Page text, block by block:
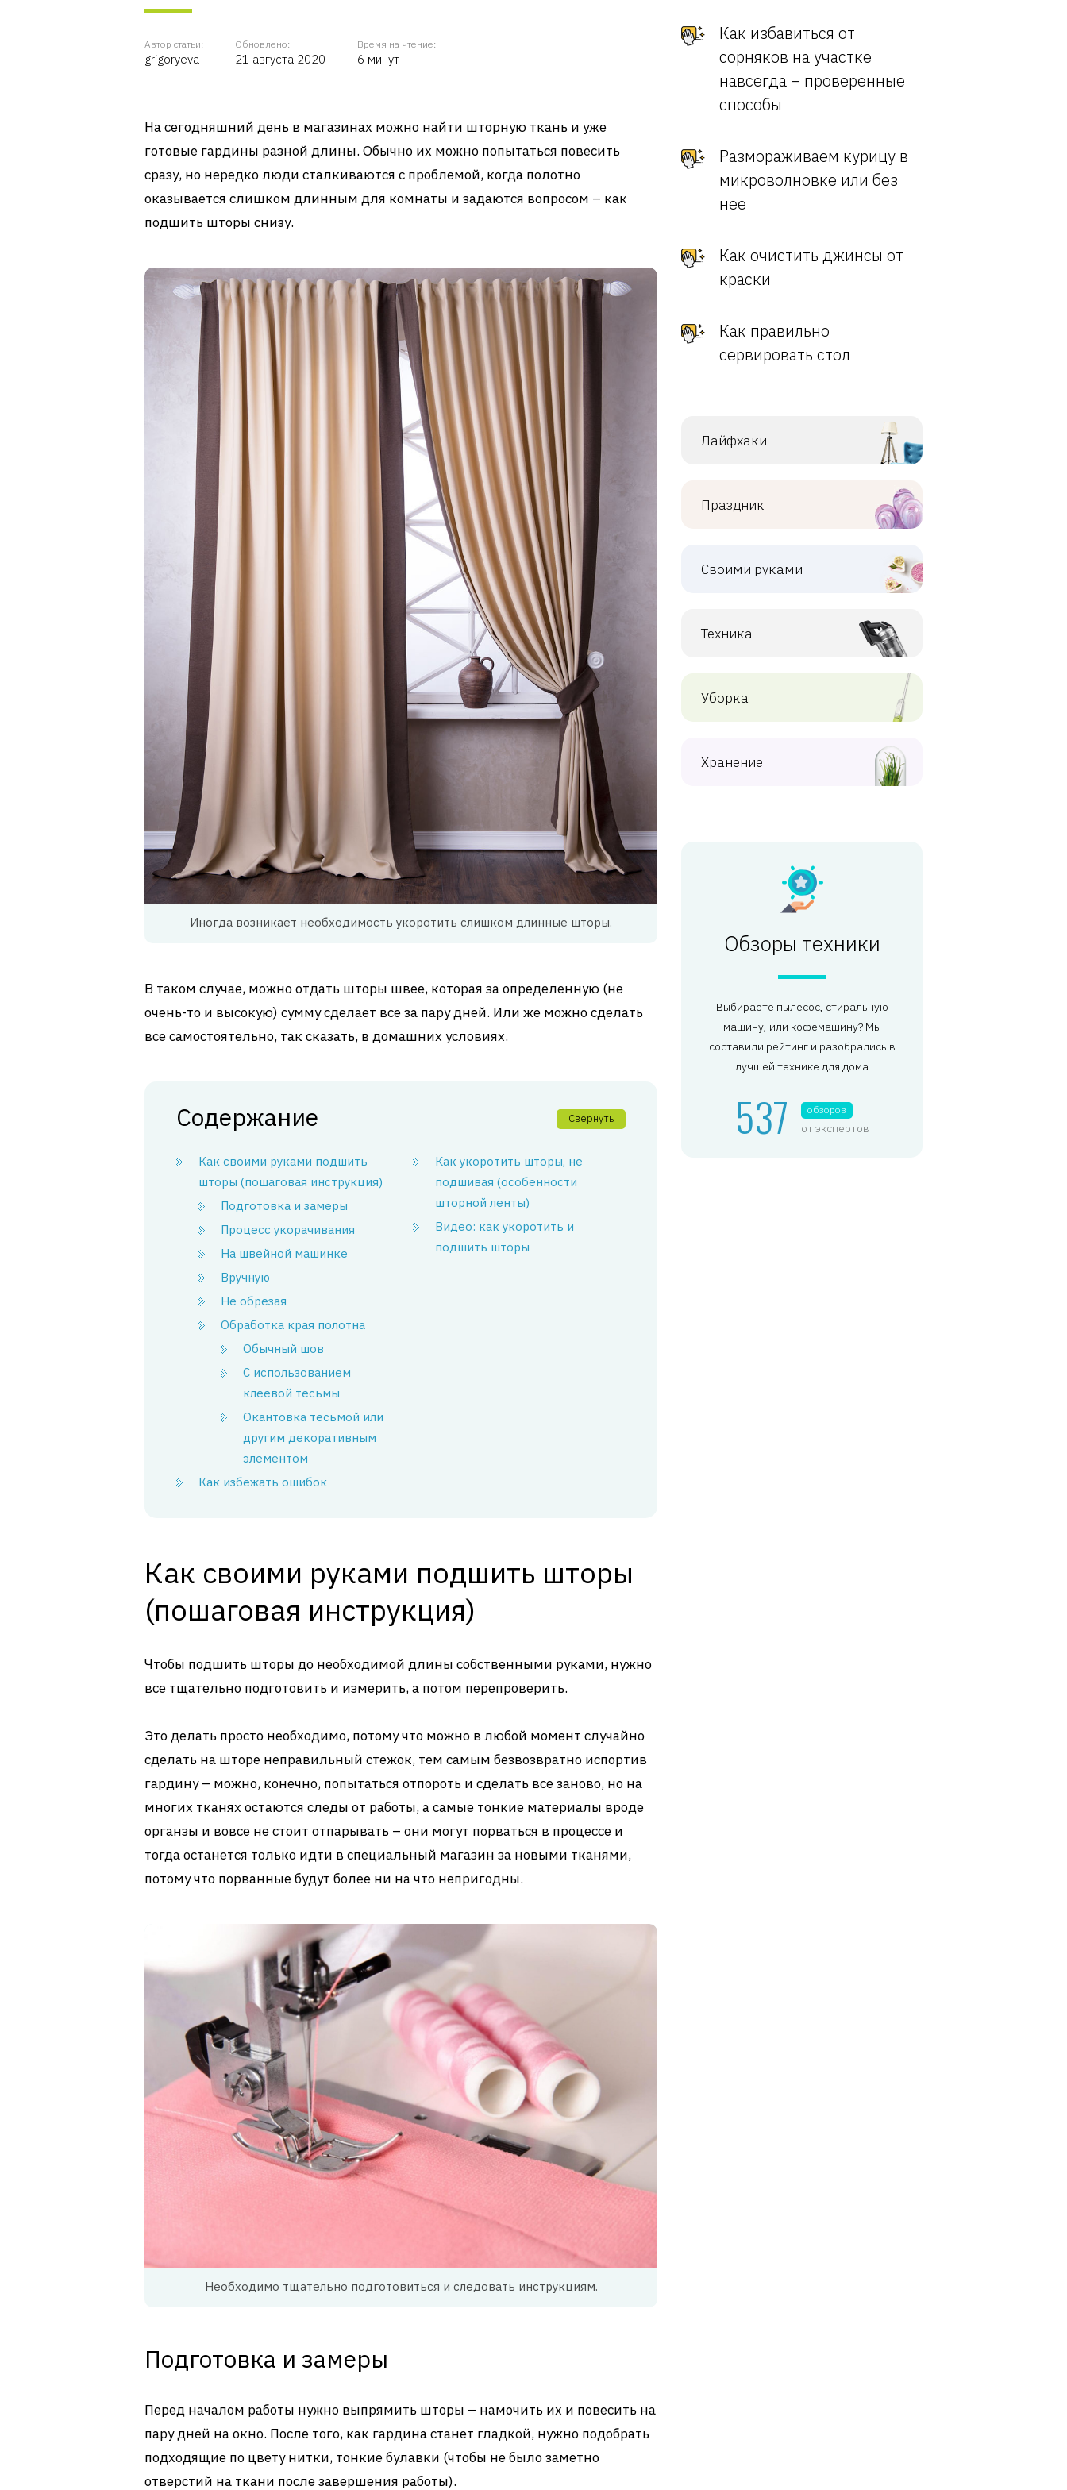
Автор статьи:
grigoryeva
Обновлено:
21 августа 2020
Время на чтение:
6 минут
На сегодняшний день в магазинах можно найти шторную ткань и уже
готовые гардины разной длины. Обычно их можно попытаться повесить
сразу, но нередко люди сталкиваются с проблемой, когда полотно
оказывается слишком длинным для комнаты и задаются вопросом – как
подшить шторы снизу.
Иногда возникает необходимость укоротить слишком длинные шторы.
В таком случае, можно отдать шторы швее, которая за определенную (не
очень-то и высокую) сумму сделает все за пару дней. Или же можно сделать
все самостоятельно, так сказать, в домашних условиях.
Содержание Свернуть
Как своими руками подшить
шторы (пошаговая инструкция)
Подготовка и замеры
Процесс укорачивания
На швейной машинке
Вручную
Не обрезая
Обработка края полотна
Обычный шов
С использованием
клеевой тесьмы
Окантовка тесьмой или
другим декоративным
элементом
Как избежать ошибок
Как укоротить шторы, не
подшивая (особенности
шторной ленты)
Видео: как укоротить и
подшить шторы
Как своими руками подшить шторы
(пошаговая инструкция)
Чтобы подшить шторы до необходимой длины собственными руками, нужно
все тщательно подготовить и измерить, а потом перепроверить.
Это делать просто необходимо, потому что можно в любой момент случайно
сделать на шторе неправильный стежок, тем самым безвозвратно испортив
гардину – можно, конечно, попытаться отпороть и сделать все заново, но на
многих тканях остаются следы от работы, а самые тонкие материалы вроде
органзы и вовсе не стоит отпарывать – они могут порваться в процессе и
тогда останется только идти в специальный магазин за новыми тканями,
потому что порванные будут более ни на что непригодны.
Необходимо тщательно подготовиться и следовать инструкциям.
Подготовка и замеры
Перед началом работы нужно выпрямить шторы – намочить их и повесить на
пару дней на окно. После того, как гардина станет гладкой, нужно подобрать
подходящие по цвету нитки, тонкие булавки (чтобы не было заметно
отверстий на ткани после завершения работы).
Как избавиться от
сорняков на участке
навсегда – проверенные
способы
Размораживаем курицу в
микроволновке или без
нее
Как очистить джинсы от
краски
Как правильно
сервировать стол
Лайфхаки
Праздник
Своими руками
Техника
Уборка
Хранение
Обзоры техники
Выбираете пылесос, стиральную
машину, или кофемашину? Мы
составили рейтинг и разобрались в
лучшей технике для дома
537 обзоров
от экспертов